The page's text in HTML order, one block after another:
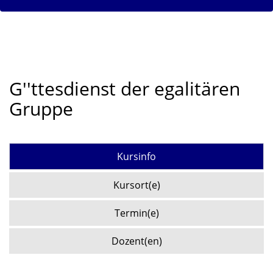
G''ttesdienst der egalitären
Gruppe
Kursinfo
Kursort(e)
Termin(e)
Dozent(en)